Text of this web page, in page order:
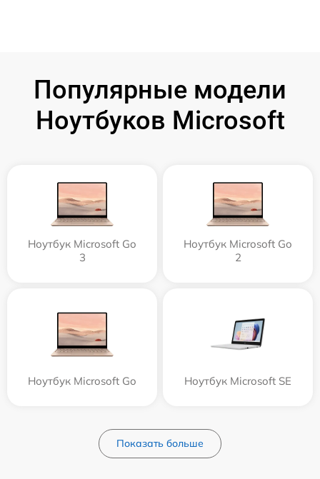
Популярные модели
Ноутбуков Microsoft
Ноутбук Microsoft Go
3
Ноутбук Microsoft Go
2
Ноутбук Microsoft Go Ноутбук Microsoft SE
Показать больше